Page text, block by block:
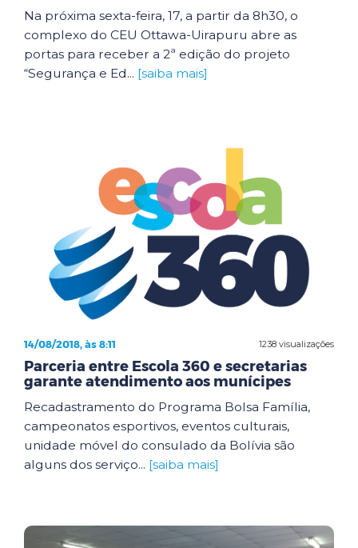
Na próxima sexta-feira, 17, a partir da 8h30, o
complexo do CEU Ottawa-Uirapuru abre as
portas para receber a 2ª edição do projeto
“Segurança e Ed... [saiba mais]
1238 visualizações
14/08/2018, às 8:11
Parceria entre Escola 360 e secretarias
garante atendimento aos munícipes
Recadastramento do Programa Bolsa Família,
campeonatos esportivos, eventos culturais,
unidade móvel do consulado da Bolívia são
alguns dos serviço... [saiba mais]